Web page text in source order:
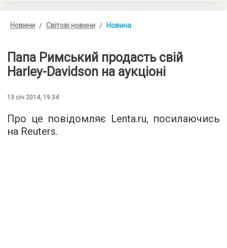
Новини Світові новини Новина
Папа Римський продасть свій
Harley-Davidson на аукціоні
13 січ 2014, 19:34
Про це повідомляє Lenta.ru, посилаючись
на Reuters.